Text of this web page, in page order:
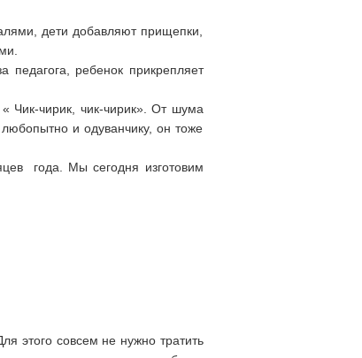
дети добавляют прищепки,
ребенок прикрепляет
Чик-чирик, чик-чирик». От шума
и одуванчику, он тоже
года. Мы сегодня изготовим
этого совсем не нужно тратить